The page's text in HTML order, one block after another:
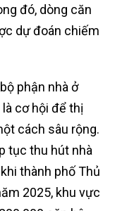
đó, dòng căn
dự đoán chiếm
phận nhà ở
cơ hội để thị
cách sâu rộng.
tục thu hút nhà
thành phố Thủ
2025, khu vực